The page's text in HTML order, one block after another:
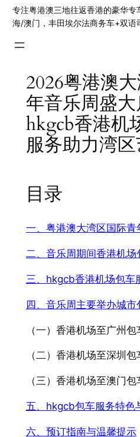
专注粤港澳三地往返香港的豪华
海/澳门，丰田埃尔法商务车+双语
2026粤港澳
年音乐周盛大
hkgcb香港机
服务助力湾
目录
一、粤港澳大湾区国际
二、音乐周期间香港机
三、hkgcb香港机场包车
四、音乐周主要举办城
（一）香港机场至广州包
（二）香港机场至深圳包
（三）香港机场至澳门包
五、hkgcb包车服务特色
六、预订指南与温馨提示